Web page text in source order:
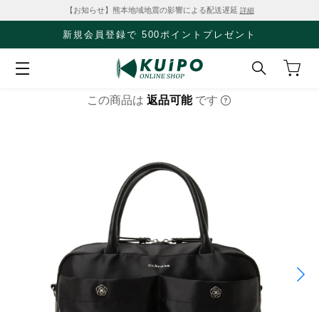
【お知らせ】熊本地域地震の影響による配送遅延 詳細
新規会員登録で 500ポイントプレゼント
この商品は 返品可能 です